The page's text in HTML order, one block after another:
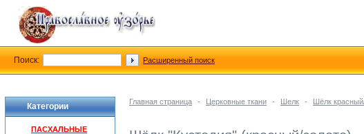
Главная страница - Церковные ткани - Шелк - Шёлк
Категории
ПАСХАЛЬНЫЕ
Поиск: Расширенный поиск